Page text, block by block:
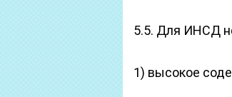
5.5. Для ИНСД
1) высокое